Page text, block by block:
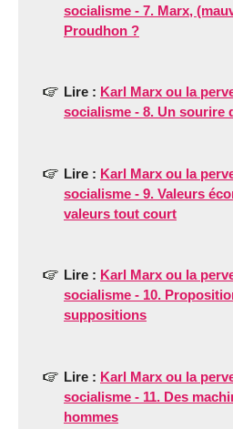
socialisme - 7. Marx,
Proudhon ?
Lire : Karl Marx ou la
socialisme - 8. Un sourire
Lire : Karl Marx ou la
socialisme - 9. Valeurs
valeurs tout court
Lire : Karl Marx ou la
socialisme - 10.
suppositions
Lire : Karl Marx ou la
socialisme - 11. Des
hommes